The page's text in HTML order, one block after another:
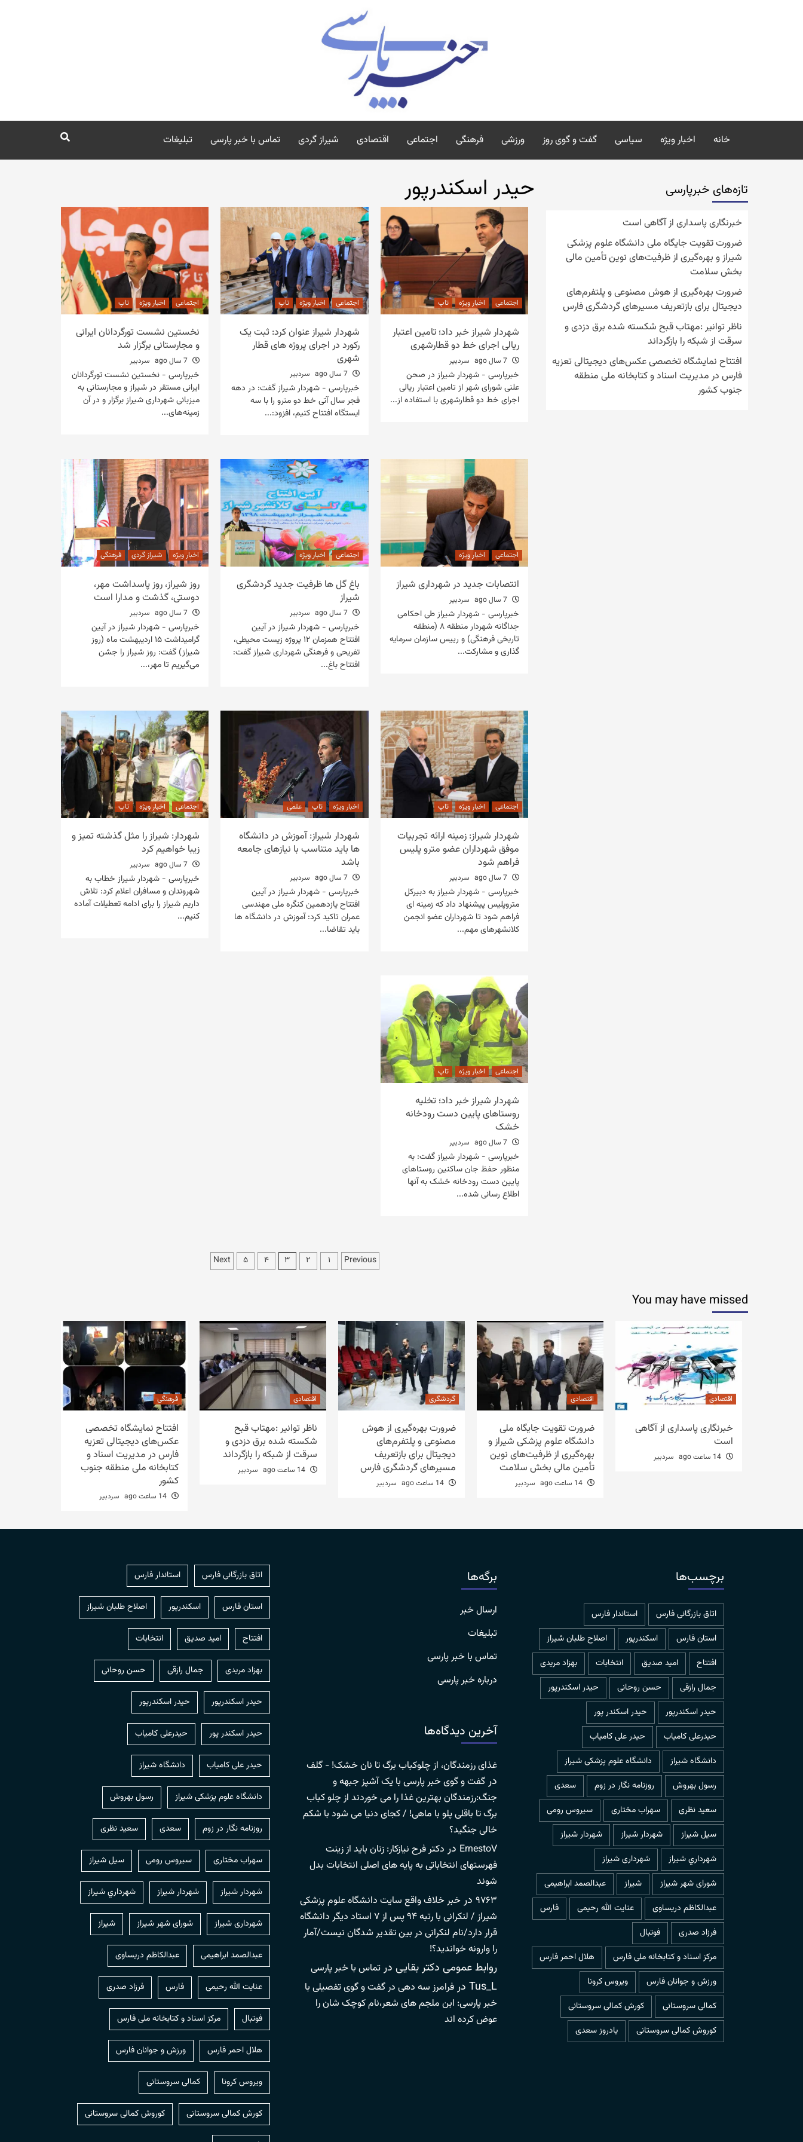
خانه اخبار ویژه سیاسی گفت و گوی روز ورزشی فرهنگی اجتماعی اقتصادی شیراز گردی تماس با خبر پارسی تبلیغات
حیدر اسکندرپور
اجتماعی اخبار ویژه تاپ
شهردار شیراز خبر داد؛ تامین اعتبار
ریالی اجرای خط دو قطارشهری
سردبیر
خبرپارسی - شهردار شیراز در صحن
علنی شورای شهر از تامین اعتبار ریالی
اجرای خط دو قطارشهری با استفاده از...
اجتماعی اخبار ویژه تاپ
شهردار شیراز عنوان کرد: ثبت یک
رکورد در اجرای پروژه های قطار
شهری
سردبیر
خبرپارسی - شهردار شیراز گفت: در دهه
فجر سال آتی خط دو مترو را با سه
ایستگاه افتتاح کنیم، افزود:...
اجتماعی اخبار ویژه تاپ
نخستین نشست تورگردانان ایرانی
و مجارستانی برگزار شد
سردبیر
خبرپارسی - نخستین نشست تورگردانان
ایرانی مستقر در شیراز و مجارستانی به
میزبانی شهرداری شیراز برگزار و در آن
زمینه‌های...
اجتماعی اخبار ویژه
انتصابات جدید در شهرداری شیراز
سردبیر
خبرپارسی - شهردار شیراز طی احکامی
جداگانه شهردار منطقه ۸ (منطقه
تاریخی فرهنگی) و رییس سازمان سرمایه
گذاری و مشارکت...
اجتماعی اخبار ویژه
باغ گل ها ظرفیت جدید گردشگری
شیراز
سردبیر
خبرپارسی - شهردار شیراز در آیین
افتتاح همزمان ۱۲ پروژه زیست محیطی،
تفریحی و فرهنگی شهرداری شیراز گفت:
افتتاح باغ...
اخبار ویژه شیراز گردی فرهنگی
روز شیراز، روز پاسداشت مهر،
دوستی، گذشت و مدارا است
سردبیر
خبرپارسی - شهردار شیراز در آیین
گرامیداشت ۱۵ اردیبهشت ماه (روز
شیراز) گفت: روز شیراز را جشن
می‌گیریم تا مهر،...
اجتماعی اخبار ویژه تاپ
شهردار شیراز: زمینه ارائه تجربیات
موفق شهرداران عضو مترو پلیس
فراهم شود
سردبیر
خبرپارسی - شهردار شیراز به دبیرکل
متروپلیس پیشنهاد داد که زمینه ای
فراهم شود تا شهرداران عضو انجمن
کلانشهرهای مهم...
اخبار ویژه تاپ علمی
شهردار شیراز: آموزش در دانشگاه
ها باید متناسب با نیازهای جامعه
باشد
سردبیر
خبرپارسی - شهردار شیراز در آیین
افتتاح یازدهمین کنگره ملی مهندسی
عمران تاکید کرد: آموزش در دانشگاه ها
باید تقاضا...
اجتماعی اخبار ویژه تاپ
شهردار: شیراز را مثل گذشته تمیز و
زیبا خواهیم کرد
سردبیر
خبرپارسی - شهردار شیراز خطاب به
شهروندان و مسافران اعلام کرد: تلاش
داریم شیراز را برای ادامه تعطیلات آماده
کنیم...
اجتماعی اخبار ویژه تاپ
شهردار شیراز خبر داد؛ تخلیه
روستاهای پایین دست رودخانه
خشک
سردبیر
خبرپارسی - شهردار شیراز گفت: به
منظور حفظ جان ساکنین روستاهای
پایین دست رودخانه خشک به آنها
اطلاع رسانی شده...
صفحه‌بندی
Previous ۱ ۲ ۳ ۴ ۵ Next
تازه‌‏های خبرپارسی
خبرنگاری پاسداری از آگاهی است
ضرورت تقویت جایگاه ملی دانشگاه علوم پزشکی
شیراز و بهره‌گیری از ظرفیت‌های نوین تأمین مالی
بخش سلامت
ضرورت بهره‌گیری از هوش مصنوعی و پلتفرم‌های
دیجیتال برای بازتعریف مسیرهای گردشگری فارس
ناظر توانیر :مهتاب قبح شکسته شده برق دزدی و
سرقت از شبکه را بازگرداند
افتتاح نمایشگاه تخصصی عکس‌های دیجیتالی تعزیه
فارس در مدیریت اسناد و کتابخانه ملی منطقه
جنوب کشور
You may have missed
اقتصادی
خبرنگاری پاسداری از آگاهی
است
سردبیر
اقتصادی
ضرورت تقویت جایگاه ملی
دانشگاه علوم پزشکی شیراز و
بهره‌گیری از ظرفیت‌های نوین
تأمین مالی بخش سلامت
سردبیر
گردشگری
ضرورت بهره‌گیری از هوش
مصنوعی و پلتفرم‌های
دیجیتال برای بازتعریف
مسیرهای گردشگری فارس
سردبیر
اقتصادی
ناظر توانیر :مهتاب قبح
شکسته شده برق دزدی و
سرقت از شبکه را بازگرداند
سردبیر
فرهنگی
افتتاح نمایشگاه تخصصی
عکس‌های دیجیتالی تعزیه
فارس در مدیریت اسناد و
کتابخانه ملی منطقه جنوب
کشور
سردبیر
برچسب‌ها
اتاق بازرگانی فارس
استاندار فارس
استان فارس
اسکندرپور
اصلاح طلبان شیراز
افتتاح
امید صدیق انتخابات
بهزاد مریدی
جمال رازقی
حسن روحانی
حيدر اسكندرپور
حیدر اسکندرپور
حیدر اسکندر پور
حیدرعلی کامیاب
حیدر علی کامیاب
دانشگاه شیراز
دانشگاه علوم پزشکی شیراز
رسول بهروش
روزنامه نگار در زوم
سعدی
سعید نظری
سهراب مختاری
سیروس رومی
سیل شیراز
شهردار شيراز
شهردار شیراز
شهرداري شيراز
شهرداری شیراز
شورای شهر شیراز
شیراز
عبدالصمد ابراهیمی
عبدالکاظم دریساوی
عنایت الله رحیمی
فارس
فرزاد صدری
فوتبال
مرکز اسناد و کتابخانه ملی فارس
هلال احمر فارس
ورزش و جوانان فارس
ویروس کرونا
کمالی سروستانی
کورش کمالی سروستانی
کوروش کمالی سروستانی
یادروز سعدی
برگه‌ها
ارسال خبر
تبلیغات
تماس با خبر پارسی
درباره خبر پارسی
آخرین دیدگاه‌ها
غذای رزمندگان، از چلوکباب برگ تا نان خشک! - گلف
در گفت و گوی خبر پارسی با یک آشپز جبهه و
جنگ:رزمندگان بهترین غذا را می خوردند از چلو کباب
برگ تا باقلی پلو با ماهی! / کجای دنیا می شود با شکم
خالی جنگید؟
ErnestoV در دکتر فرح نیازکار: زنان باید از زینت
فهرستهای انتخاباتی به پایه های اصلی انتخابات بدل
شوند
۹۷۶۳ در خبر خلاف واقع سایت دانشگاه علوم پزشکی
شیراز / لنکرانی با رتبه ۹۴ پس از ۷ استاد دیگر دانشگاه
قرار دارد/نام لنکرانی در بین تقدیر شدگان نیست/آمار
را وارونه خواندید؟!
روابط عمومی دکتر بقایی در تماس با خبر پارسی
Tus_L در فرامرز سه دهی در گفت و گوی تفصیلی با
خبر پارسی: ابن ملجم های شعر،نام کوچک شان را
عوض کرده اند
اتاق بازرگانی فارس استاندار فارس
استان فارس اسکندرپور اصلاح طلبان شیراز
افتتاح امید صدیق انتخابات
بهزاد مریدی جمال رازقی حسن روحانی
حيدر اسكندرپور حیدر اسکندرپور
حیدر اسکندر پور حیدرعلی کامیاب
حیدر علی کامیاب دانشگاه شیراز
دانشگاه علوم پزشکی شیراز رسول بهروش
روزنامه نگار در زوم سعدی سعید نظری
سهراب مختاری سیروس رومی سیل شیراز
شهردار شيراز شهردار شیراز شهرداري شيراز
شهرداری شیراز شورای شهر شیراز شیراز
عبدالصمد ابراهیمی عبدالکاظم دریساوی
عنایت الله رحیمی فارس فرزاد صدری
فوتبال مرکز اسناد و کتابخانه ملی فارس
هلال احمر فارس ورزش و جوانان فارس
ویروس کرونا کمالی سروستانی
کورش کمالی سروستانی کوروش کمالی سروستانی